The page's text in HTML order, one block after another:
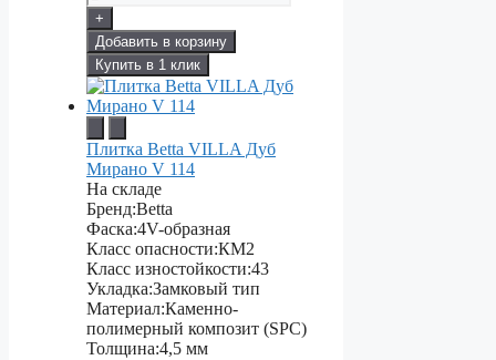
+
Добавить в корзину
Купить в 1 клик
Плитка Betta VILLA Дуб
Мирано V 114
На складе
Бренд:Betta
Фаска:4V-образная
Класс опасности:КМ2
Класс изностойкости:43
Укладка:Замковый тип
Материал:Каменно-
полимерный композит (SPC)
Толщина:4,5 мм